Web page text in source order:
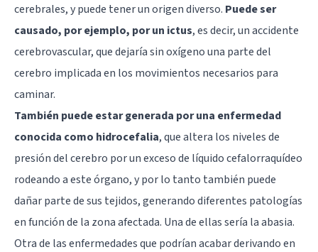
cerebrales, y puede tener un origen diverso. Puede ser
causado, por ejemplo, por un ictus, es decir, un accidente
cerebrovascular, que dejaría sin oxígeno una parte del
cerebro implicada en los movimientos necesarios para
caminar.
También puede estar generada por una enfermedad
conocida como hidrocefalia, que altera los niveles de
presión del cerebro por un exceso de líquido cefalorraquídeo
rodeando a este órgano, y por lo tanto también puede
dañar parte de sus tejidos, generando diferentes patologías
en función de la zona afectada. Una de ellas sería la abasia.
Otra de las enfermedades que podrían acabar derivando en